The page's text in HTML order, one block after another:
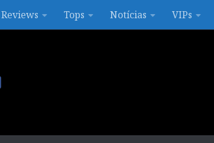
Reviews Tops Notícias VIPs